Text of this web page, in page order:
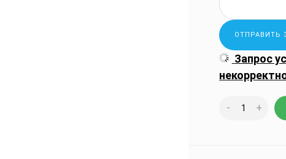
Запрос
- +